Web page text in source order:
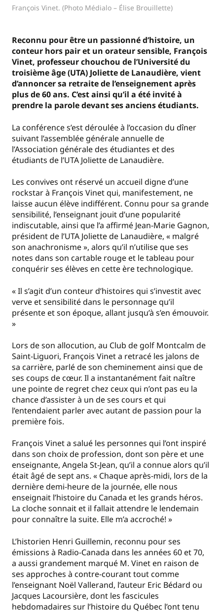
François Vinet. (Photo Médialo – Élise Brouillette)
Reconnu pour être un passionné d’histoire, un
conteur hors pair et un orateur sensible, François
Vinet, professeur chouchou de l’Université du
troisième âge (UTA) Joliette de Lanaudière, vient
d’annoncer sa retraite de l’enseignement après
plus de 60 ans. C’est ainsi qu’il a été invité à
prendre la parole devant ses anciens étudiants.
La conférence s’est déroulée à l’occasion du dîner
suivant l’assemblée générale annuelle de
l’Association générale des étudiantes et des
étudiants de l’UTA Joliette de Lanaudière.
Les convives ont réservé un accueil digne d’une
rockstar à François Vinet qui, manifestement, ne
laisse aucun élève indifférent. Connu pour sa grande
sensibilité, l’enseignant jouit d’une popularité
indiscutable, ainsi que l’a affirmé Jean-Marie Gagnon,
président de l’UTA Joliette de Lanaudière, « malgré
son anachronisme », alors qu’il n’utilise que ses
notes dans son cartable rouge et le tableau pour
conquérir ses élèves en cette ère technologique.
« Il s’agit d’un conteur d’histoires qui s’investit avec
verve et sensibilité dans le personnage qu’il
présente et son époque, allant jusqu’à s’en émouvoir.
»
Lors de son allocution, au Club de golf Montcalm de
Saint-Liguori, François Vinet a retracé les jalons de
sa carrière, parlé de son cheminement ainsi que de
ses coups de cœur. Il a instantanément fait naître
une pointe de regret chez ceux qui n’ont pas eu la
chance d’assister à un de ses cours et qui
l’entendaient parler avec autant de passion pour la
première fois.
François Vinet a salué les personnes qui l’ont inspiré
dans son choix de profession, dont son père et une
enseignante, Angela St-Jean, qu’il a connue alors qu’il
était âgé de sept ans. « Chaque après-midi, lors de la
dernière demi-heure de la journée, elle nous
enseignait l’histoire du Canada et les grands héros.
La cloche sonnait et il fallait attendre le lendemain
pour connaître la suite. Elle m’a accroché! »
L’historien Henri Guillemin, reconnu pour ses
émissions à Radio-Canada dans les années 60 et 70,
a aussi grandement marqué M. Vinet en raison de
ses approches à contre-courant tout comme
l’enseignant Noël Vallerand, l’auteur Eric Bédard ou
Jacques Lacoursière, dont les fascicules
hebdomadaires sur l’histoire du Québec l’ont tenu